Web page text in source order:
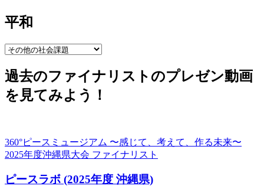
平和
過去のファイナリストのプレゼン動画
を見てみよう！
360°ピースミュージアム 〜感じて、考えて、作る未来〜
2025年度沖縄県大会 ファイナリスト
ピースラボ (2025年度 沖縄県)